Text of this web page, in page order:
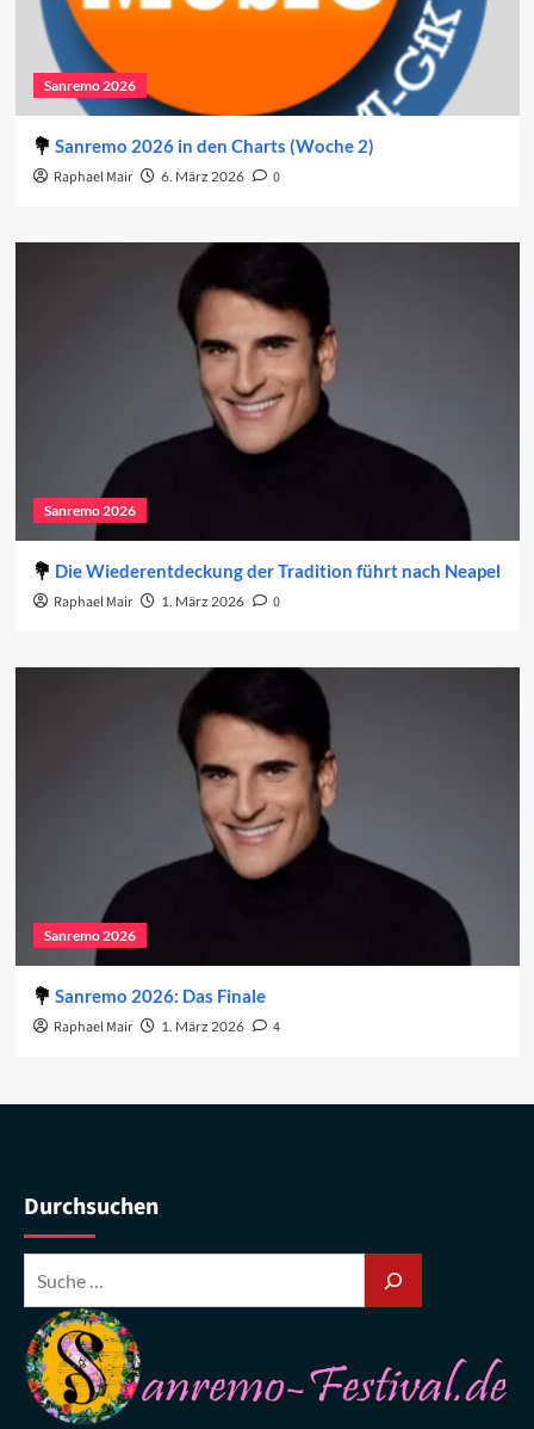
Sanremo 2026
Sanremo 2026 in den Charts (Woche 2)
Raphael Mair 6. März 2026 0
Sanremo 2026
Die Wiederentdeckung der Tradition führt nach Neapel
Raphael Mair 1. März 2026 0
Sanremo 2026
Sanremo 2026: Das Finale
Raphael Mair 1. März 2026 4
Durchsuchen